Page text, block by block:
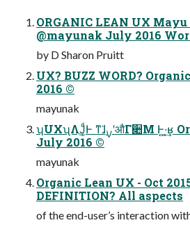
ORGANIC LEAN UX
@mayunak July 2016
by D Sharon Pruitt
UX? BUZZ WORD?
2016 ©
mayunak
ʮUXʯΛֶͿ͚ͩͰ ͳ͘ɺ࣮ࡍʹऔΓ૊Μ Ͱ͍·͔͢ʁ Organic Lean UX -
July 2016 ©
mayunak
Organic Lean UX - Oct
DEFINITION? All aspects
of the end-user’s interaction